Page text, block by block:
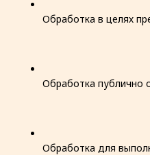
Обработка в целях
Обработка публично
Обработка для